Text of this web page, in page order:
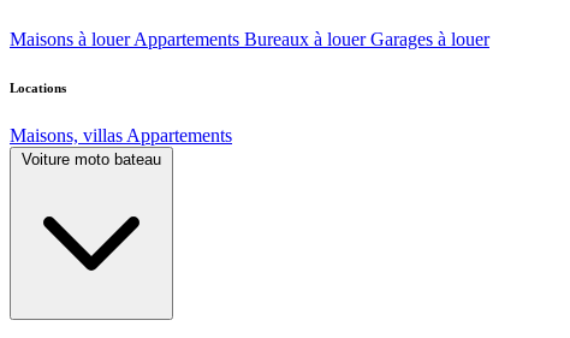
Maisons à louer Appartements Bureaux à louer Garages à louer
Locations
Maisons, villas Appartements
Voiture moto bateau